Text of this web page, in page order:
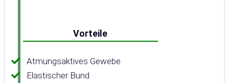
Vorteile
Atmungsaktives Gewebe
Elastischer Bund